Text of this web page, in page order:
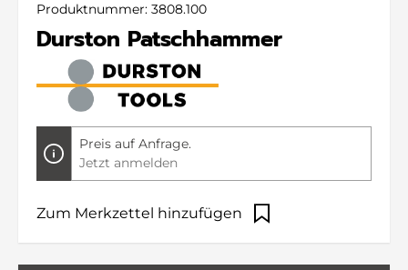
Produktnummer: 3808.100
Durston Patschhammer
Preis auf Anfrage.
Jetzt anmelden
Zum Merkzettel hinzufügen